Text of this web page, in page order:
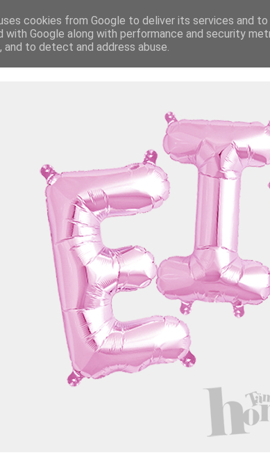
cookies from Google to deliver its services and
with Google along with performance and security
to detect and address abuse.